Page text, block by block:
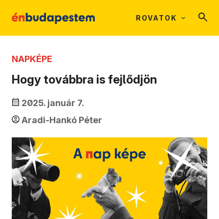
ROVATOK
NAPKÉPE
Hogy továbbra is fejlődjön
2025. január 7.
Aradi-Hankó Péter